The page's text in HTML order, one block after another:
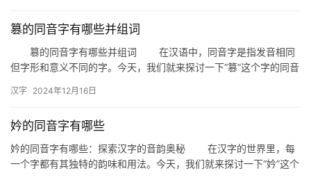
篡的同音字有哪些并组词
篡的同音字有哪些并组词 在汉语中，同音字是指发音相同
但字形和意义不同的字。今天，我们就来探讨一下“篡”这个字的同音
汉字 2024年12月16日
妗的同音字有哪些
妗的同音字有哪些：探索汉字的音韵奥秘 在汉字的世界里，每
一个字都有其独特的韵味和用法。今天，我们就来探讨一下“妗”这个